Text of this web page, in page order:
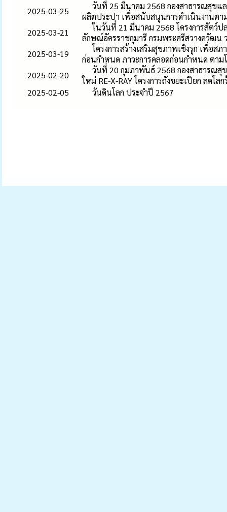
2025-03-25
วันที่ 25 มีนาคม 2568 กองสาธารณสุขแ
ผลิตประปา เพื่อสนับสนุนการดำเนินงานตา
2025-03-21
ในวันที่ 21 มีนาคม 2568 โครงการสัตว์
ลักษณ์อัครราชกุมารี กรมพระศรีสวางควัฒน
2025-03-19
โครงการสร้างเสริมสุขภาพเชิงรุก เพื่อ
ก่อนกำหนด ภาวะการคลอดก่อนกำหนด ตาม
2025-02-20
วันที่ 20 กุมภาพันธ์ 2568 กองสาธารณสุ
ใหม่ RE-X-RAY โครงการถังขยะเปียก ลดโล
2025-02-05
วันดินโลก ประจำปี 2567